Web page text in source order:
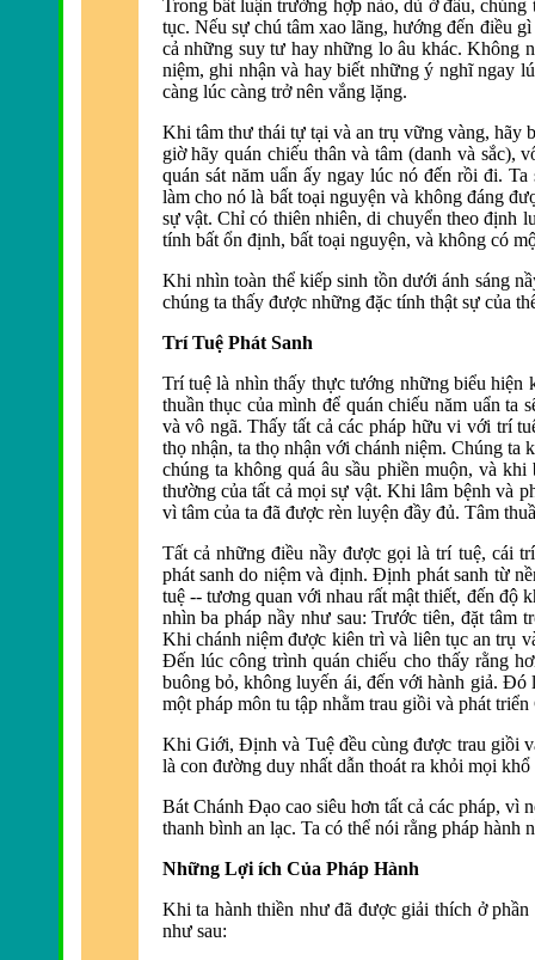
Trong bất luận trường hợp nào, dù ở đâu,
tục. Nếu sự chú tâm xao lãng, hướng đến điều gì
cả những suy tư hay những lo âu khác.Không
niệm, ghi nhận và hay biết những ý nghĩ ngay
càng lúc càng trở nên vắng lặng.
Khi tâm thư thái tự tại và an trụ vững vàng, hãy
giờ hãy quán chiếu thân và tâm (danh và sắc),
quán sát năm uẩn ấy ngay lúc nó đến rồi đi. Ta
làm cho nó là bất toại nguyện và không đáng
sự vật. Chỉ có thiên nhiên, di chuyển theo định
tính bất ổn định, bất toại nguyện, và không có
Khi nhìn toàn thể kiếp sinh tồn dưới ánh sáng
chúng ta thấy được những đặc tính thật sự của
Trí Tuệ Phát Sanh
Trí tuệ là nhìn thấy thực tướng những biểu hiện
thuần thục của mình để quán chiếu năm uẩn ta
và vô ngã. Thấy tất cả các pháp hữu vi với trí
thọ nhận, ta thọ nhận với chánh niệm. Chúng ta
chúng ta không quá âu sầu phiền muộn, và khi
thường của tất cả mọi sự vật. Khi lâm bệnh và
vì tâm của ta đã được rèn luyện đầy đủ. Tâm
Tất cả những điều nầy được gọi là trí tuệ, cái
phát sanh do niệm và định. Ðịnh phát sanh từ
tuệ -- tương quan với nhau rất mật thiết, đến độ
nhìn ba pháp nầy như sau: Trước tiên, đặt tâm
Khi chánh niệm được kiên trì và liên tục an trụ
Ðến lúc công trình quán chiếu cho thấy rằng
buông bỏ, không luyến ái, đến với hành giả. Ðó
một pháp môn tu tập nhằm trau giồi và phát
Khi Giới, Ðịnh và Tuệ đều cùng được trau giồi
là con đường duy nhất dẫn thoát ra khỏi mọi khổ
Bát Chánh Ðạo cao siêu hơn tất cả các pháp, vì
thanh bình an lạc. Ta có thể nói rằng pháp hành
Những Lợi ích Của Pháp Hành
Khi ta hành thiền như đã được giải thích ở phần
như sau: